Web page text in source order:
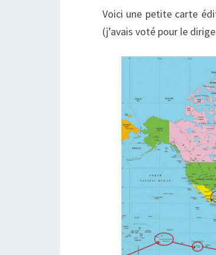
Voici une petite carte
(j’avais voté pour le